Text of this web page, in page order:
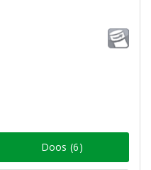
Doos (6)